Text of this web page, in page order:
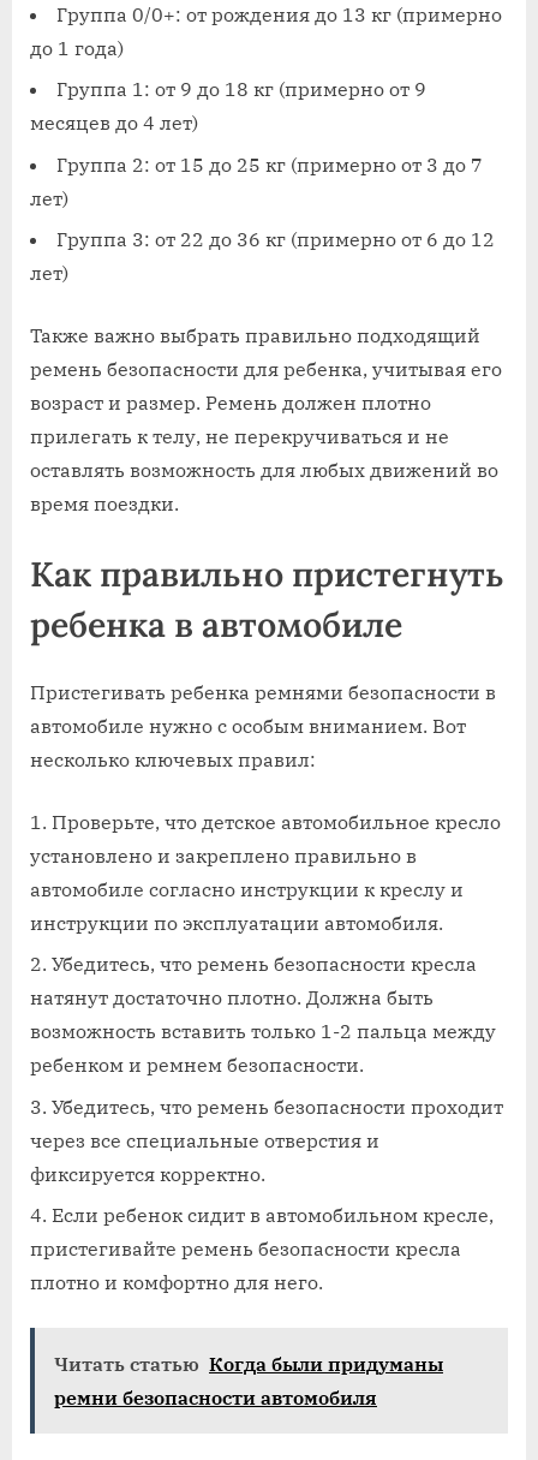
Группа 0/0+: от рождения до 13 кг (примерно
до 1 года)
Группа 1: от 9 до 18 кг (примерно от 9
месяцев до 4 лет)
Группа 2: от 15 до 25 кг (примерно от 3 до 7
лет)
Группа 3: от 22 до 36 кг (примерно от 6 до 12
лет)
Также важно выбрать правильно подходящий
ремень безопасности для ребенка, учитывая его
возраст и размер. Ремень должен плотно
прилегать к телу, не перекручиваться и не
оставлять возможность для любых движений во
время поездки.
Как правильно пристегнуть
ребенка в автомобиле
Пристегивать ребенка ремнями безопасности в
автомобиле нужно с особым вниманием. Вот
несколько ключевых правил:
Проверьте, что детское автомобильное кресло
установлено и закреплено правильно в
автомобиле согласно инструкции к креслу и
инструкции по эксплуатации автомобиля.
Убедитесь, что ремень безопасности кресла
натянут достаточно плотно. Должна быть
возможность вставить только 1-2 пальца между
ребенком и ремнем безопасности.
Убедитесь, что ремень безопасности проходит
через все специальные отверстия и
фиксируется корректно.
Если ребенок сидит в автомобильном кресле,
пристегивайте ремень безопасности кресла
плотно и комфортно для него.
Читать статью Когда были придуманы
ремни безопасности автомобиля